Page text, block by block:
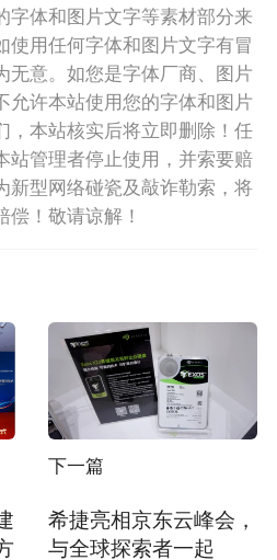
字体和图片文字等素材部分来
使用任何字体和图片文字有冒
无意。如您是字体厂商、图片
允许本站使用您的字体和图片
，本站核实后将立即删除！任
站管理者停止使用，并索要赔
新型网络碰瓷及敲诈勒索，将
！敬请谅解！
下一篇
希捷亮相京东云峰会，
与全球探索者一起